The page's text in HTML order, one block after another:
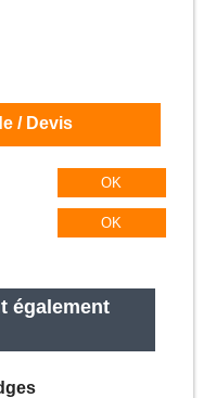
/ Devis
OK
OK
également